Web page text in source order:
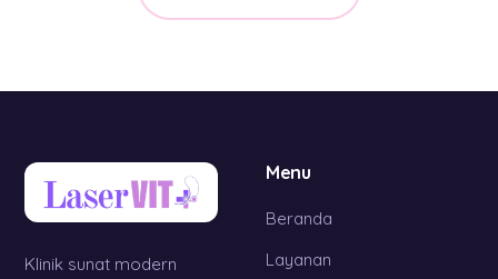
Klinik sunat modern
Menu
Beranda
Layanan